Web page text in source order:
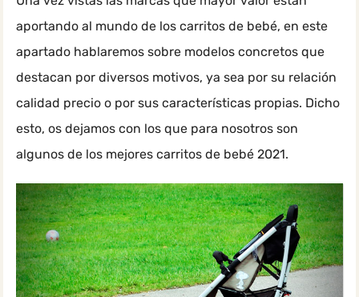
aportando al mundo de los carritos de bebé, en este
apartado hablaremos sobre modelos concretos que
destacan por diversos motivos, ya sea por su relación
calidad precio o por sus características propias. Dicho
esto, os dejamos con los que para nosotros son
algunos de los mejores carritos de bebé 2021.